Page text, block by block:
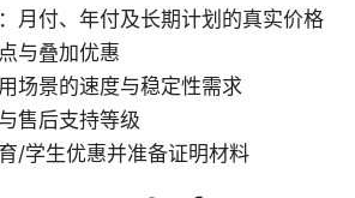
月付、年付及长期计划的真实价格
与叠加优惠
场景的速度与稳定性需求
售后支持等级
/学生优惠并准备证明材料